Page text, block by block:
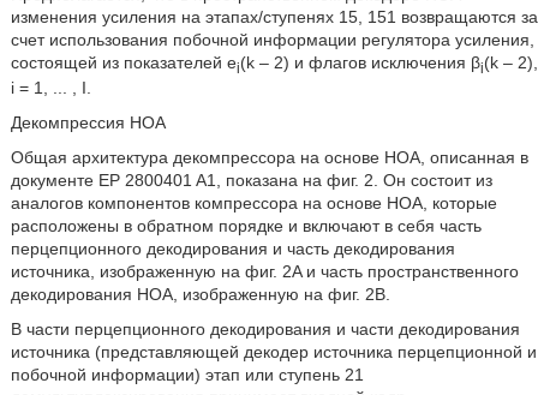
изменения усиления на этапах/ступенях 15, 151 возвращаются за
счет использования побочной информации регулятора усиления,
состоящей из показателей ei(k – 2) и флагов исключения βi(k – 2),
i = 1, ... , I.
Декомпрессия HOA
Общая архитектура декомпрессора на основе HOA, описанная в
документе EP 2800401 A1, показана на фиг. 2. Он состоит из
аналогов компонентов компрессора на основе HOA, которые
расположены в обратном порядке и включают в себя часть
перцепционного декодирования и часть декодирования
источника, изображенную на фиг. 2A и часть пространственного
декодирования HOA, изображенную на фиг. 2B.
В части перцепционного декодирования и части декодирования
источника (представляющей декодер источника перцепционной и
побочной информации) этап или ступень 21